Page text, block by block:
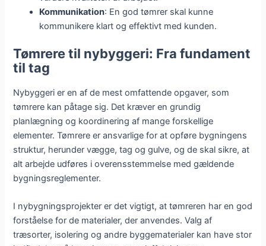
Kommunikation: En god tømrer skal kunne
kommunikere klart og effektivt med kunden.
Tømrere til nybyggeri: Fra fundament
til tag
Nybyggeri er en af de mest omfattende opgaver, som
tømrere kan påtage sig. Det kræver en grundig
planlægning og koordinering af mange forskellige
elementer. Tømrere er ansvarlige for at opføre bygningens
struktur, herunder vægge, tag og gulve, og de skal sikre, at
alt arbejde udføres i overensstemmelse med gældende
bygningsreglementer.
I nybygningsprojekter er det vigtigt, at tømreren har en god
forståelse for de materialer, der anvendes. Valg af
træsorter, isolering og andre byggematerialer kan have stor